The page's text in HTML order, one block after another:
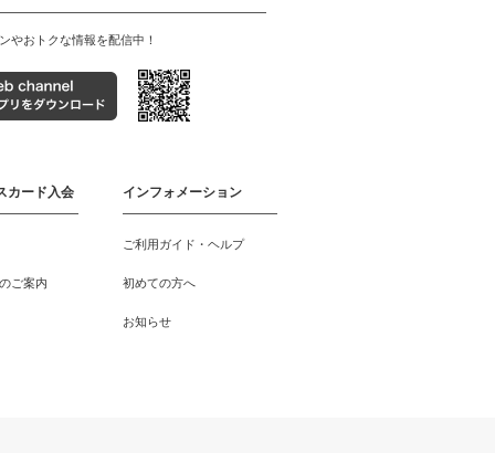
やおトクな情報を配信中！
カード入会
ご案内
インフォメーション
ご利用ガイド・ヘルプ
初めての方へ
お知らせ